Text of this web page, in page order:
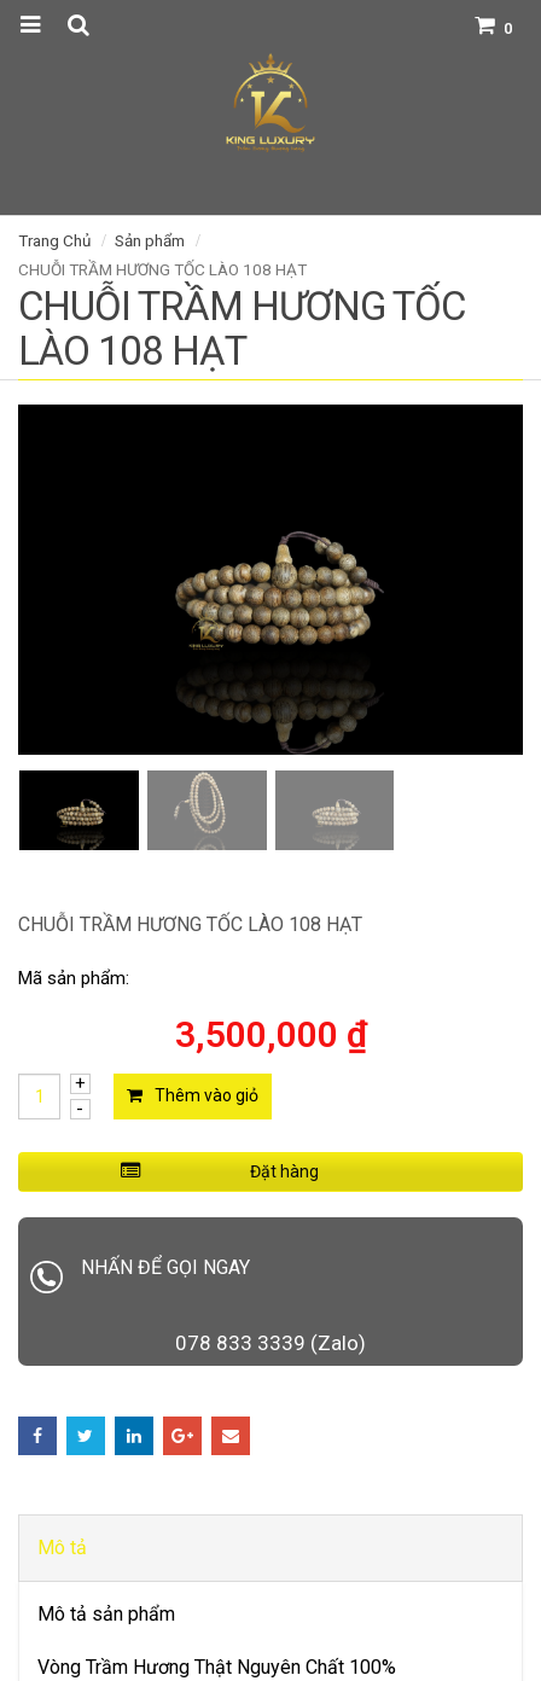
0
Trang Chủ
Sản phẩm
CHUỖI TRẦM HƯƠNG TỐC LÀO 108 HẠT
CHUỖI TRẦM HƯƠNG TỐC
LÀO 108 HẠT
CHUỖI TRẦM HƯƠNG TỐC LÀO 108 HẠT
Mã sản phẩm:
3,500,000 ₫
Thêm vào giỏ
Đặt hàng
NHẤN ĐỂ GỌI NGAY
078 833 3339 (Zalo)
Mô tả
Mô tả sản phẩm
Vòng Trầm Hương Thật Nguyên Chất 100%